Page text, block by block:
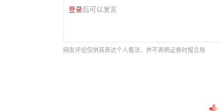
登录后可以发言
网友评论仅供其表达个人看法，并不表明证券时报立场